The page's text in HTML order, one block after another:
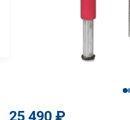
1
25 490 ₽